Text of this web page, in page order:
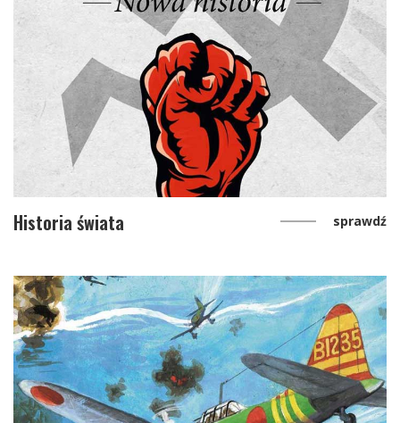
Historia świata sprawdź